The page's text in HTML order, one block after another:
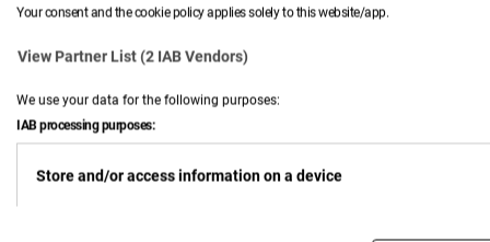
Your consent and the cookie policy applies solely to this website/app.
View Partner List (2 IAB Vendors)
We use your data for the following purposes:
IAB processing purposes:
Store and/or access information on a device
Preis